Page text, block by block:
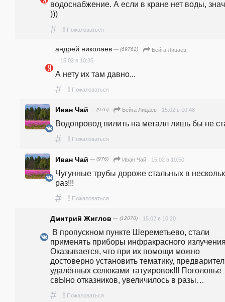
водоснабжение. А если в кране нет воды,
)))
# ! Пожаловаться
андpeй николаев — (69762)
Бейга Лицаев
15.02 в 10:35
А нету их там давно...
# ! Пожаловаться
Иван Чай — (976) Бейга Лицаев 15.02 в 10:48
Водопровод пилить на металл лишь бы не
# ! Пожаловаться
Иван Чай — (976) Иван Чай 15.02 в 10:50
Чугунные трубы дороже стальных в
раз!!!
# ! Пожаловаться
Дмитрий Жиглов — (12070) 15.02 в 10:20
применять приборы инфракрасного
Оказывается, что при их помощи можно
достоверно установить тематику,
удалённых селюками татуировок!!! Поголовье
свЫно отказников, увеличилось в разы…
# ! Пожаловаться